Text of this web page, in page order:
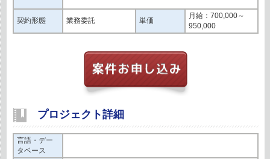
契約形態 業務委託 単価
月給：700,000～
950,000
プロジェクト詳細
言語・デー
タベース